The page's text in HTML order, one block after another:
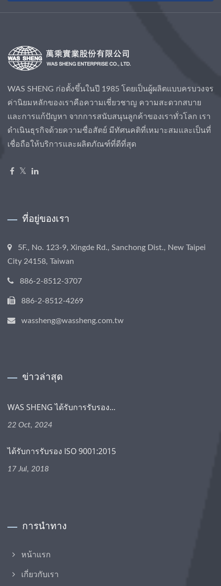
WAS SHENG ก่อตั้งขึ้นในปี 1985 โดยเป็นผู้ผลิตแบบครบวงจร
ค่านิยมหลักของเราคือความเชี่ยวชาญ ความสะดวกสบาย
และการแก้ปัญหา จากการสนับสนุนลูกค้าของเราทั่วโลก เรา
ดำเนินธุรกิจด้วยความซื่อสัตย์ มีทัศนคติที่เหมาะสมและเป็นที่
เชื่อถือให้บริการและผลิตภัณฑ์ที่ดีที่สุด
ที่อยู่ของเรา
5F., No. 123-9, Xingde Rd., Sanchong Dist., New Taipei
City 24158, Taiwan
886-2-8512-3707
886-2-8512-4269
wassheng@wassheng.com.tw
ข่าวล่าสุด
WAS SHENG ได้รับการรับรอง...
22 Oct, 2024
ได้รับการรับรอง ISO 9001:2015
17 Jul, 2018
การนำทาง
หน้าแรก
เกี่ยวกับเรา